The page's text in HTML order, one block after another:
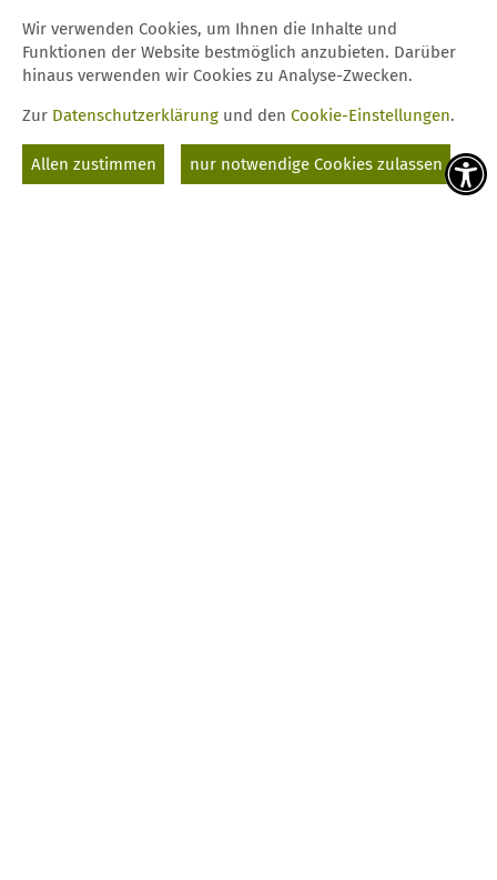
Gastronomie
Parkanlagen und die
Bergbaufolgelandschaft
Niederlausitz-Museum Luckau
Wir verwenden Cookies, um Ihnen die Inhalte und
Funktionen der Website bestmöglich anzubieten. Darüber
hinaus verwenden wir Cookies zu Analyse-Zwecken.
Zur Datenschutzerklärung und den Cookie-Einstellungen.
Allen zustimmen nur notwendige Cookies zulassen